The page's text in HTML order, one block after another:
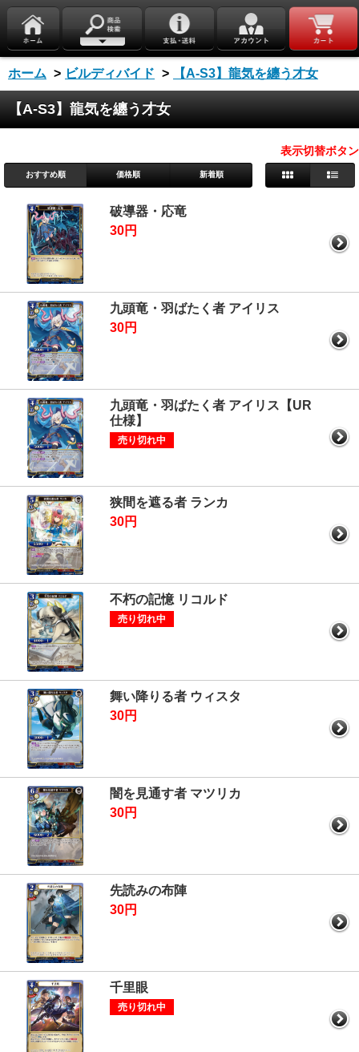
ホーム > ビルディバイド > 【A-S3】龍気を纏う才女
【A-S3】龍気を纏う才女
表示切替ボタン
おすすめ順 価格順 新着順
破導器・応竜
30円
九頭竜・羽ばたく者 アイリス
30円
九頭竜・羽ばたく者 アイリス【UR
仕様】
売り切れ中
狭間を遮る者 ランカ
30円
不朽の記憶 リコルド
売り切れ中
舞い降りる者 ウィスタ
30円
闇を見通す者 マツリカ
30円
先読みの布陣
30円
千里眼
売り切れ中